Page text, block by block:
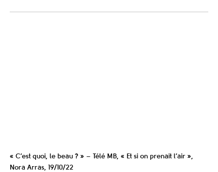
« C’est quoi, le beau ? » – Télé MB, « Et si on prenait l’air »,
Nora Arras, 19/10/22